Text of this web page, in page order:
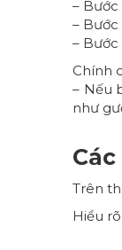
–
–
–
Chính
– Nếu
như
Trên
Hiểu